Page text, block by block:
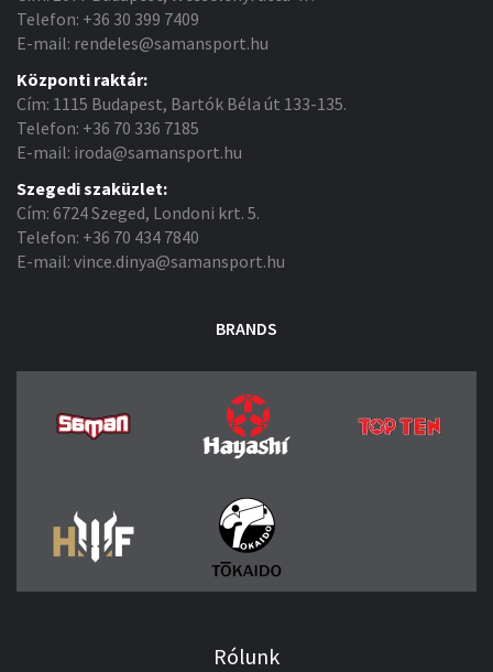
Telefon: +36 30 399 7409
E-mail: rendeles@samansport.hu
Központi raktár:
Cím: 1115 Budapest, Bartók Béla út 133-135.
Telefon: +36 70 336 7185
E-mail: iroda@samansport.hu
Szegedi szaküzlet:
Cím: 6724 Szeged, Londoni krt. 5.
Telefon: +36 70 434 7840
E-mail: vince.dinya@samansport.hu
BRANDS
Rólunk